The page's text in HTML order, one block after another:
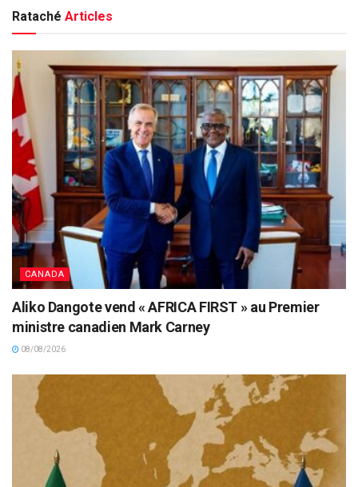
Rataché Articles
CANADA
Aliko Dangote vend « AFRICA FIRST » au Premier
ministre canadien Mark Carney
08/08/2026